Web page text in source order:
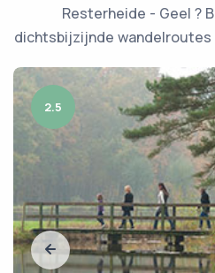
Resterheide - Geel ?
dichtsbijzijnde wandelroutes
2.5